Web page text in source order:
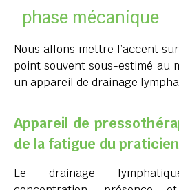
phase mécanique
Nous allons mettre l’accent
point souvent sous-estimé au
un appareil de drainage
Appareil de
de la fatigue du praticien
Le drainage